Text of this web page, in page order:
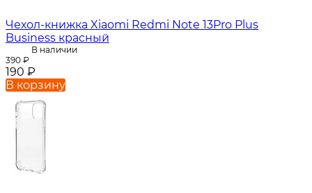
Чехол-книжка Xiaomi Redmi Note 13Pro Plus
Business красный
В наличии
390 ₽
190 ₽
В корзину